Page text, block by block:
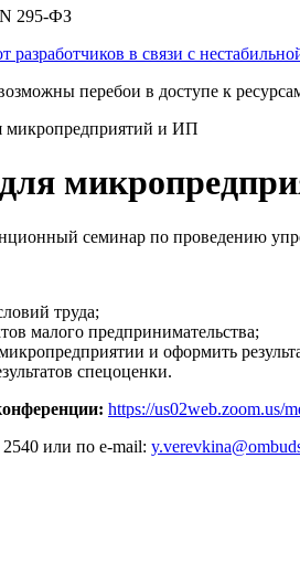
295-ФЗ
в связи с
возможны перебои в доступе к
микропредприятий и ИП
семинар по проведению
труда;
малого предпринимательства;
и оформить
спецоценки.
https://us02web.zoom.us/
или по e-mail: